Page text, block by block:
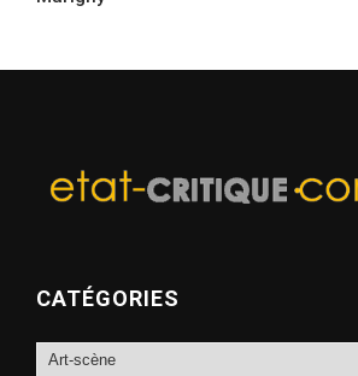
CATÉGORIES
Catégories